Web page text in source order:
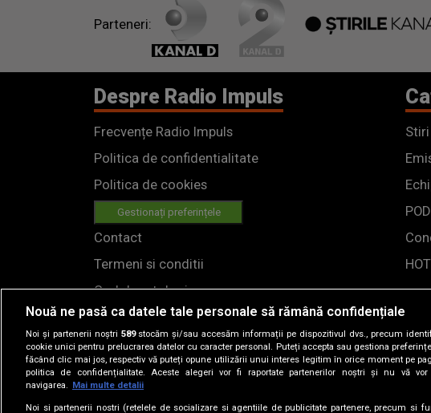
Parteneri:
Despre Radio Impuls
Frecvențe Radio Impuls
Politica de confidentialitate
Politica de cookies
Gestionați preferințele
Contact
Termeni si conditii
Cod deontologic
Regulamente
Stiri
Nouă ne pasă ca datele tale personale să rămână confidențiale
Noi și partenerii noștri 589stocăm și/sau accesăm informații pe dispozitivul dvs., precum
cookie unici pentru prelucrarea datelor cu caracter personal. Puteți accepta sau gestiona
făcând clic mai jos, respectiv vă puteți opune utilizării unui interes legitim în orice moment pe
politica de confidențialitate. Aceste alegeri vor fi raportate partenerilor noștri și nu vă vor
navigarea.
Mai multe detalii
Noi si partenerii nostri (retelele de socializare si agentiile de publicitate partenere, precum si